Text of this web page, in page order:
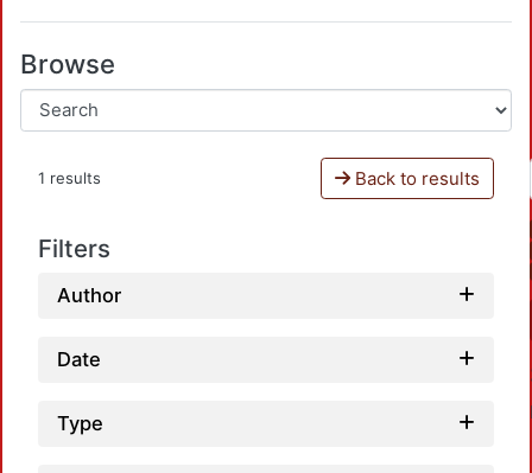
Browse
1 results Back to results
Filters
Author
Date
Type